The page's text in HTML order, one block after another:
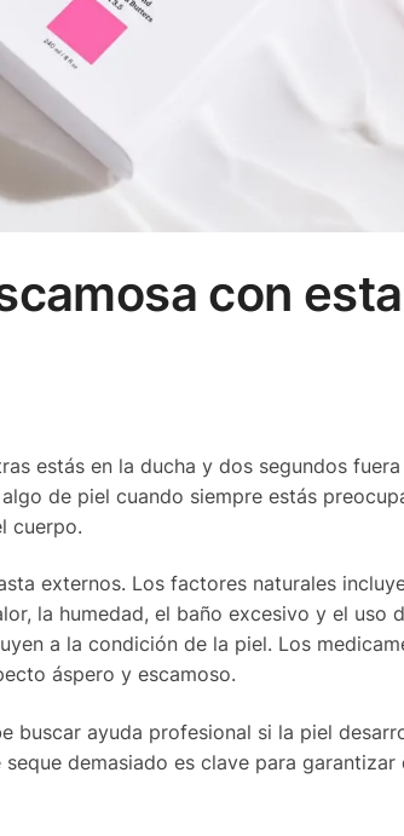
con
estás en la ducha y dos segundos
de piel cuando siempre estás
cuerpo.
externos. Los factores naturales
la humedad, el baño excesivo y el uso
a la condición de la piel. Los
áspero y escamoso.
buscar ayuda profesional si la piel
demasiado es clave para garantizar